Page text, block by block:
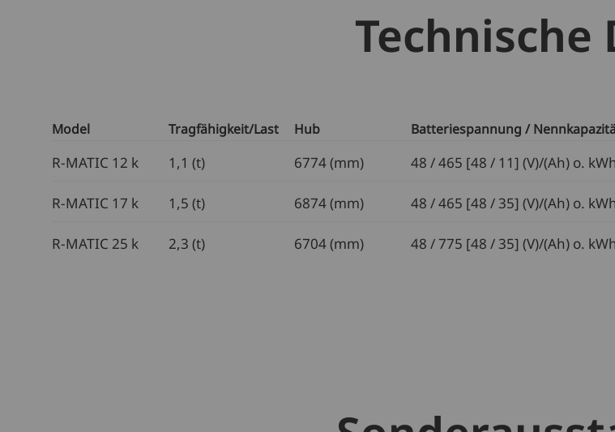
Technische
Model Tragfähigkeit/Last Hub Batteriespannung /
R-MATIC 12 k 1,1 (t) 6774 (mm) 48 / 465 [48 / 11] (V)/(Ah) o. kWh
R-MATIC 17 k 1,5 (t) 6874 (mm) 48 / 465 [48 / 35] (V)/(Ah) o. kWh
R-MATIC 25 k 2,3 (t) 6704 (mm) 48 / 775 [48 / 35] (V)/(Ah) o. kWh